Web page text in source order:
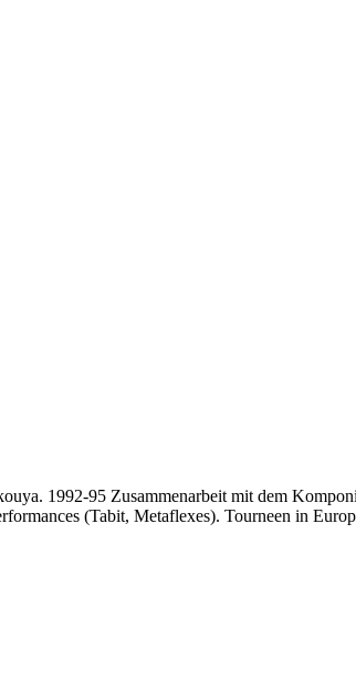
1992-95 Zusammenarbeit mit dem
(Tabit, Metaflexes). Tourneen in